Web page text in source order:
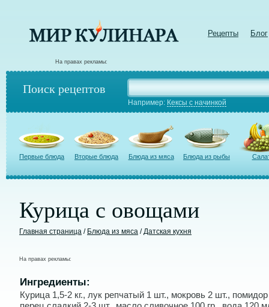
Рецепты Блог
На правах рекламы:
Поиск рецептов
Например: Кексы с начинкой
Первые блюда Вторые блюда Блюда из мяса Блюда из рыбы
Курица с овощами
Главная страница / Блюда из мяса /Датская кухня
На правах рекламы:
Ингредиенты:
Курица 1,5-2 кг., лук репчатый 1 шт., мокровь 2 шт.,